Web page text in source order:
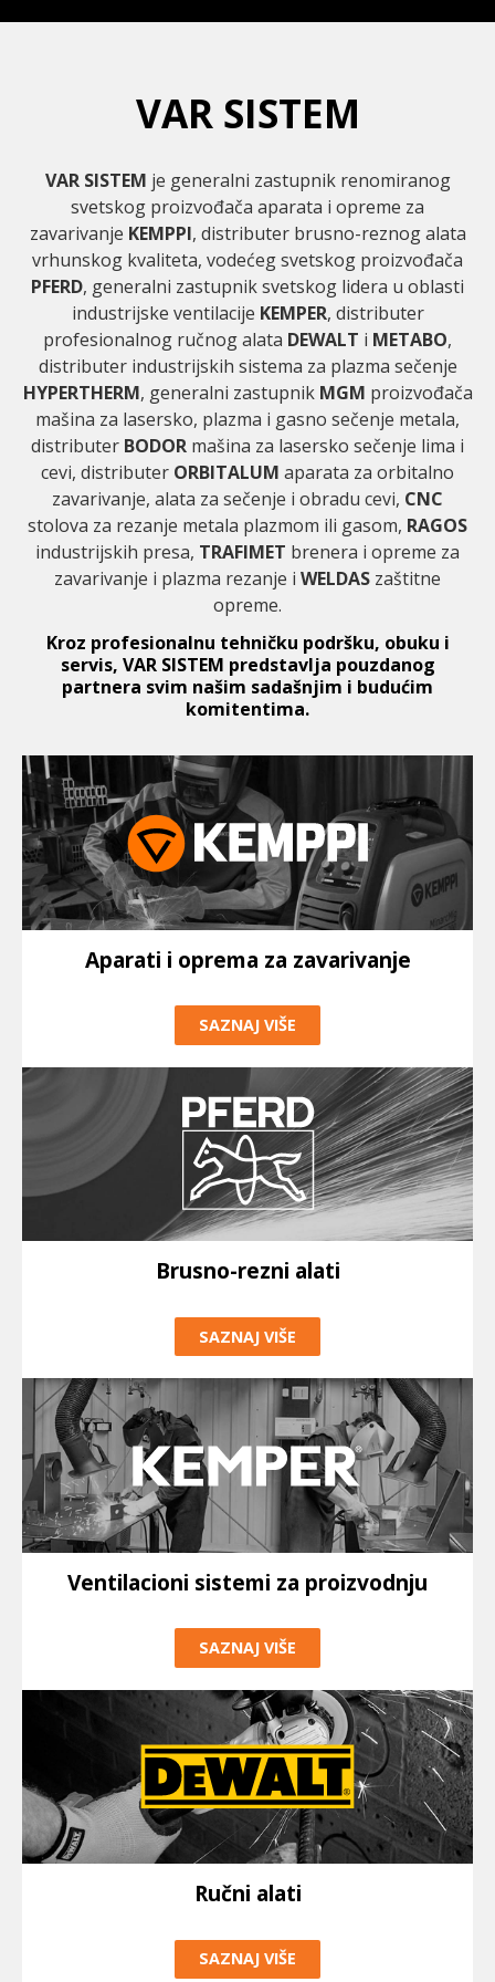
VAR SISTEM
VAR SISTEM je generalni zastupnik renomiranog
svetskog proizvođača aparata i opreme za
zavarivanje KEMPPI, distributer brusno-reznog alata
vrhunskog kvaliteta, vodećeg svetskog proizvođača
PFERD, generalni zastupnik svetskog lidera u oblasti
industrijske ventilacije KEMPER, distributer
profesionalnog ručnog alata DEWALT i METABO,
distributer industrijskih sistema za plazma sečenje
HYPERTHERM, generalni zastupnik MGM proizvođača
mašina za lasersko, plazma i gasno sečenje metala,
distributer BODOR mašina za lasersko sečenje lima i
cevi, distributer ORBITALUM aparata za orbitalno
zavarivanje, alata za sečenje i obradu cevi, CNC
stolova za rezanje metala plazmom ili gasom, RAGOS
industrijskih presa, TRAFIMET brenera i opreme za
zavarivanje i plazma rezanje i WELDAS zaštitne
opreme.
Kroz profesionalnu tehničku podršku, obuku i
servis, VAR SISTEM predstavlja pouzdanog
partnera svim našim sadašnjim i budućim
komitentima.
Aparati i oprema za zavarivanje
SAZNAJ VIŠE
Brusno-rezni alati
SAZNAJ VIŠE
Ventilacioni sistemi za proizvodnju
SAZNAJ VIŠE
Ručni alati
SAZNAJ VIŠE